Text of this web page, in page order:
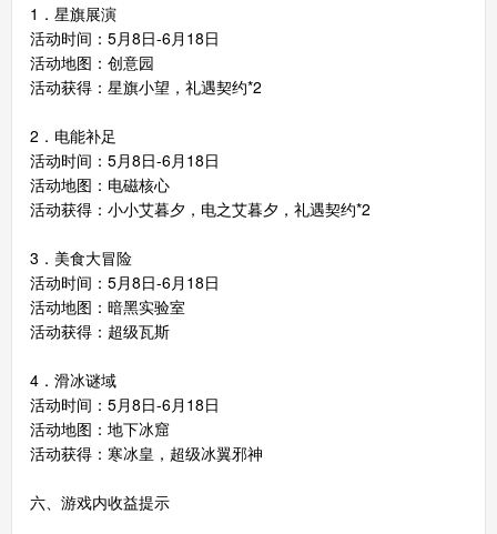
1．星旗展演
活动时间：5月8日-6月18日
活动地图：创意园
活动获得：星旗小望，礼遇契约*2
2．电能补足
活动时间：5月8日-6月18日
活动地图：电磁核心
活动获得：小小艾暮夕，电之艾暮夕，礼遇契约*2
3．美食大冒险
活动时间：5月8日-6月18日
活动地图：暗黑实验室
活动获得：超级瓦斯
4．滑冰谜域
活动时间：5月8日-6月18日
活动地图：地下冰窟
活动获得：寒冰皇，超级冰翼邪神
六、游戏内收益提示